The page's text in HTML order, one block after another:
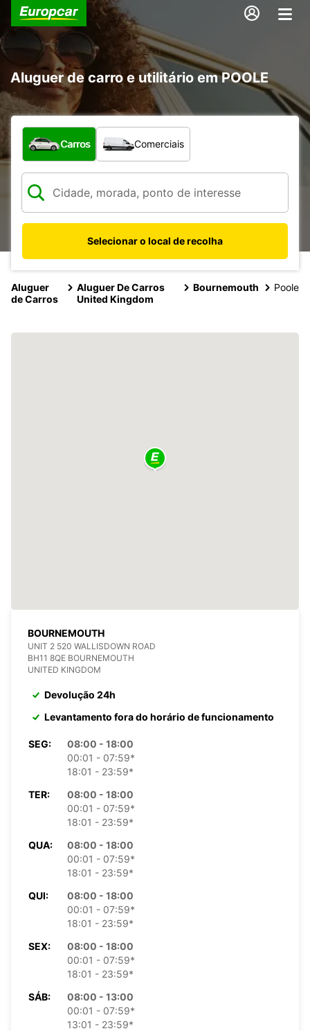
Aluguer de carro e utilitário em POOLE
Que tipo de veículo pretende?
Carros Comerciais
Selecionar o local de recolha
Aluguer
de Carros
Aluguer De Carros
United Kingdom
Bournemouth Poole
BOURNEMOUTH
UNIT 2 520 WALLISDOWN ROAD
BH11 8QE BOURNEMOUTH
UNITED KINGDOM
Devolução 24h
Levantamento fora do horário de funcionamento
SEG:
08:00 - 18:00
00:01 - 07:59*
18:01 - 23:59*
TER:
08:00 - 18:00
00:01 - 07:59*
18:01 - 23:59*
QUA:
08:00 - 18:00
00:01 - 07:59*
18:01 - 23:59*
QUI:
08:00 - 18:00
00:01 - 07:59*
18:01 - 23:59*
SEX:
08:00 - 18:00
00:01 - 07:59*
18:01 - 23:59*
SÁB:
08:00 - 13:00
00:01 - 07:59*
13:01 - 23:59*